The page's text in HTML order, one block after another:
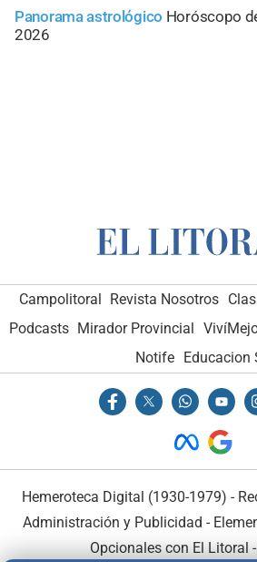
Panorama astrológico Horóscopo
2026
Campolitoral Revista Nosotros
Podcasts Mirador Provincial
Notife Educacion
Hemeroteca Digital (1930-1979) -
Administración y Publicidad -
Opcionales con El Litoral -